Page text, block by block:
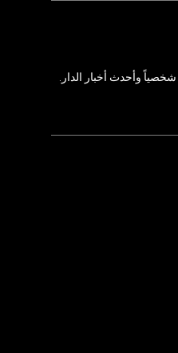
وأحدث أخبار الدار.